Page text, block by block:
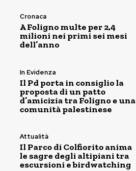
Cronaca
A Foligno multe per 2,4
milioni nei primi sei mesi
dell’anno
In Evidenza
Il Pd porta in consiglio la
proposta di un patto
d’amicizia tra Foligno e una
comunità palestinese
Attualità
Il Parco di Colfiorito anima
le sagre degli altipiani tra
escursioni e birdwatching